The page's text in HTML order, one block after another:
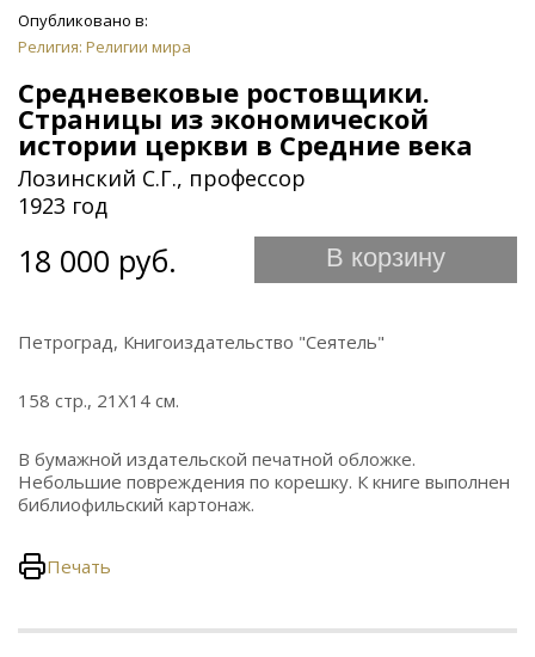
Опубликовано в:
Религия: Религии мира
Средневековые ростовщики.
Страницы из экономической
истории церкви в Средние века
Лозинский С.Г., профессор
1923 год
18 000 руб. В корзину
Петроград, Книгоиздательство "Сеятель"
158 стр., 21Х14 см.
В бумажной издательской печатной обложке.
Небольшие повреждения по корешку. К книге выполнен
библиофильский картонаж.
Печать